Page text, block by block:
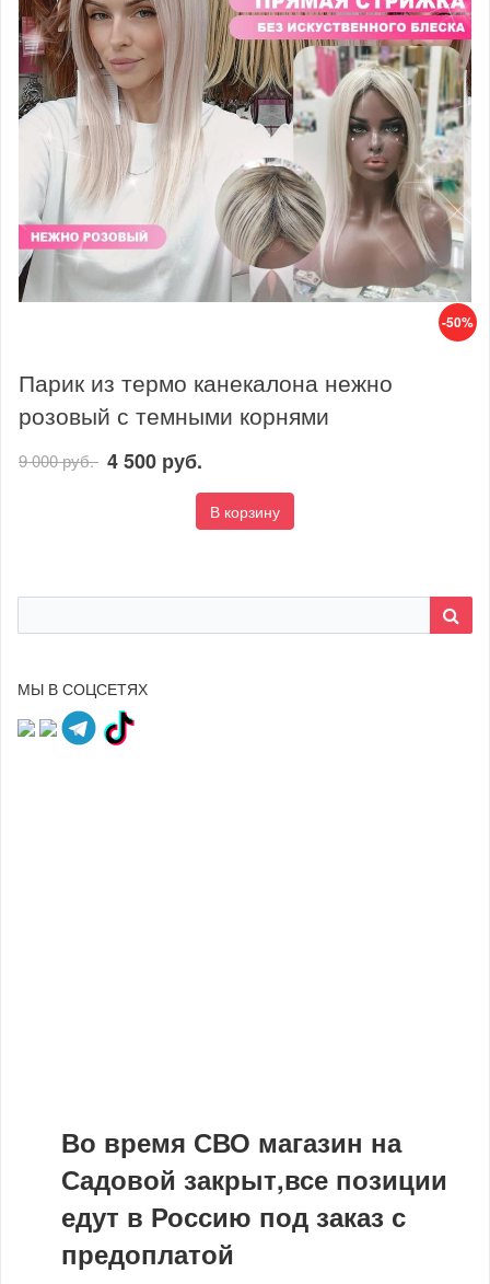
-50%
Парик из термо канекалона нежно
розовый с темными корнями
9 000 руб. 4 500 руб.
В корзину
МЫ В СОЦСЕТЯХ
Во время СВО магазин на
Садовой закрыт,все позиции
едут в Россию под заказ с
предоплатой